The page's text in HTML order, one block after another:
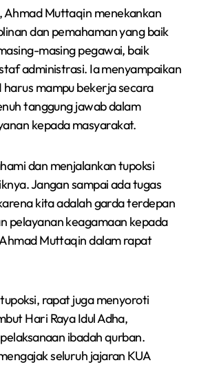
Ahmad Muttaqin menekankan
dan pemahaman yang baik
masing pegawai, baik
administrasi. Ia menyampaikan
harus mampu bekerja secara
tanggung jawab dalam
kepada masyarakat.
dan menjalankan tupoksi
Jangan sampai ada tugas
kita adalah garda terdepan
pelayanan keagamaan kepada
Muttaqin dalam rapat
rapat juga menyoroti
Hari Raya Idul Adha,
ibadah qurban.
seluruh jajaran KUA